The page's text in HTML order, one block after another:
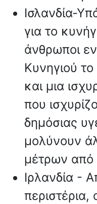
Ισλανδία-
για το
άνθρωποι
Κυνηγιού
και μια
που
δημόσιας
μολύνουν
μέτρων από
Ιρλανδία -
περιστέρια,